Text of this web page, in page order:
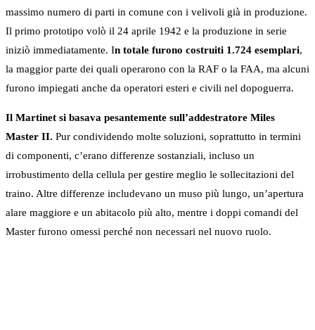
massimo numero di parti in comune con i velivoli già in produzione.
Il primo prototipo volò il 24 aprile 1942 e la produzione in serie
iniziò immediatamente. In totale furono costruiti 1.724 esemplari,
la maggior parte dei quali operarono con la RAF o la FAA, ma alcuni
furono impiegati anche da operatori esteri e civili nel dopoguerra.
Il Martinet si basava pesantemente sull’addestratore Miles
Master II. Pur condividendo molte soluzioni, soprattutto in termini
di componenti, c’erano differenze sostanziali, incluso un
irrobustimento della cellula per gestire meglio le sollecitazioni del
traino. Altre differenze includevano un muso più lungo, un’apertura
alare maggiore e un abitacolo più alto, mentre i doppi comandi del
Master furono omessi perché non necessari nel nuovo ruolo.